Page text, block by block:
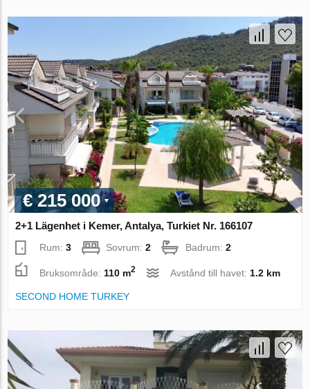
€ 215 000
2+1 Lägenhet i Kemer, Antalya, Turkiet Nr. 166107
Rum:3 Sovrum:2 Badrum:2
Bruksområde: 110 m2 Avstånd till havet: 1.2 km
SECOND HOME TURKEY